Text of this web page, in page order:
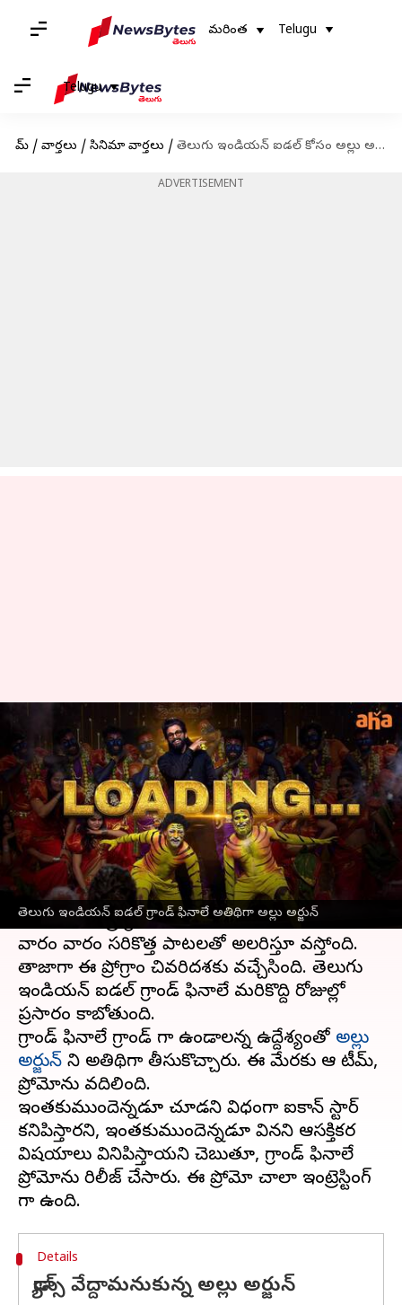
మరింత Telugu
Telugu
హోమ్ / వార్తలు / సినిమా వార్తలు / తెలుగు ఇండియన్ ఐడల్ కోసం అల్లు అర్జున్: పెద్దరికం వల్ల ఆగిపోయానంటున్న ఐకాన్ స్టార్
ADVERTISEMENT
తెలుగు ఇండియన్ ఐడల్ గ్రాండ్ ఫినాలే అతిథిగా అల్లు అర్జున్
తెలుగు ఇండియన్ ఐడల్ కోసం అల్లు
అర్జున్: పెద్దరికం వల్ల
ఆగిపోయానంటున్న ఐకాన్ స్టార్
వ్రాసిన వారు Sriram Pranateja May 24, 2023 10:34 am
ఈ వార్తాకథనం ఏంటి
ఆహాలో ప్రసారమవుతున్న తెలుగు ఇండియన్ ఐడల్
పాటల పోటీ ప్రోగ్రామ్ విజయవంతంగా సాగుతోంది.
వారం వారం సరికొత్త పాటలతో అలరిస్తూ వస్తోంది.
తాజాగా ఈ ప్రోగ్రాం చివరిదశకు వచ్చేసింది. తెలుగు
ఇండియన్ ఐడల్ గ్రాండ్ ఫినాలే మరికొద్ది రోజుల్లో
ప్రసారం కాబోతుంది.
గ్రాండ్ ఫినాలే గ్రాండ్ గా ఉండాలన్న ఉద్దేశ్యంతో అల్లు
అర్జున్ ని అతిథిగా తీసుకొచ్చారు. ఈ మేరకు ఆహా టీమ్,
ప్రోమోను వదిలింది.
ఇంతకుముందెన్నడూ చూడని విధంగా ఐకాన్ స్టార్
కనిపిస్తారని, ఇంతకుముందెన్నడూ వినని ఆసక్తికర
విషయాలు వినిపిస్తాయని చెబుతూ, గ్రాండ్ ఫినాలే
ప్రోమోను రిలీజ్ చేసారు. ఈ ప్రోమో చాలా ఇంట్రెస్టింగ్
Details
డ్యాన్స్ వేద్దామనుకున్న అల్లు అర్జున్